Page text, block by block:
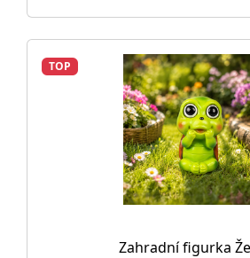
TOP
Zahradní figurka